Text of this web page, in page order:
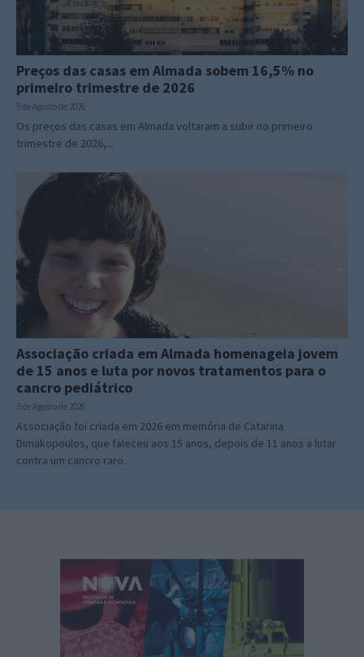
Preços das casas em Almada sobem 16,5% no
primeiro trimestre de 2026
5 de Agosto de 2026
Os preços das casas em Almada voltaram a subir no primeiro
trimestre de 2026,...
Associação criada em Almada homenageia jovem
de 15 anos e luta por novos tratamentos para o
cancro pediátrico
3 de Agosto de 2026
Associação foi criada em 2026 em memória de Catarina
Dimakopoulos, que faleceu aos 15 anos, depois de 11 anos a lutar
contra um cancro raro.